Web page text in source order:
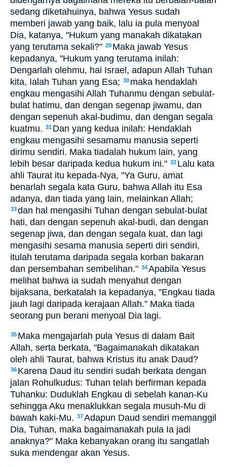
sedang diketahuinya, bahwa Yesus sudah
memberi jawab yang baik, lalu ia pula menyoal
Dia, katanya, "Hukum yang manakah dikatakan
yang terutama sekali?" 29 Maka jawab Yesus
kepadanya, "Hukum yang terutama inilah:
Dengarlah olehmu, hai Israel, adapun Allah Tuhan
kita, Ialah Tuhan yang Esa; 30 maka hendaklah
engkau mengasihi Allah Tuhanmu dengan sebulat-
bulat hatimu, dan dengan segenap jiwamu, dan
dengan sepenuh akal-budimu, dan dengan segala
kuatmu. 31 Dan yang kedua inilah: Hendaklah
engkau mengasihi sesamamu manusia seperti
dirimu sendiri. Maka tiadalah hukum lain, yang
lebih besar daripada kedua hukum ini." 32 Lalu kata
ahli Taurat itu kepada-Nya, "Ya Guru, amat
benarlah segala kata Guru, bahwa Allah itu Esa
adanya, dan tiada yang lain, melainkan Allah;
33dan hal mengasihi Tuhan dengan sebulat-bulat
hati, dan dengan sepenuh akal-budi, dan dengan
segenap jiwa, dan dengan segala kuat, dan lagi
mengasihi sesama manusia seperti diri sendiri,
itulah terutama daripada segala korban bakaran
dan persembahan sembelihan." 34Apabila Yesus
melihat bahwa ia sudah menyahut dengan
bijaksana, berkatalah Ia kepadanya, "Engkau tiada
jauh lagi daripada kerajaan Allah." Maka tiada
seorang pun berani menyoal Dia lagi.
35 Maka mengajarlah pula Yesus di dalam Bait
Allah, serta berkata, "Bagaimanakah dikatakan
oleh ahli Taurat, bahwa Kristus itu anak Daud?
36 Karena Daud itu sendiri sudah berkata dengan
jalan Rohulkudus: Tuhan telah berfirman kepada
Tuhanku: Duduklah Engkau di sebelah kanan-Ku
sehingga Aku menaklukkan segala musuh-Mu di
bawah kaki-Mu. 37Adapun Daud sendiri memanggil
Dia, Tuhan, maka bagaimanakah pula Ia jadi
anaknya?" Maka kebanyakan orang itu sangatlah
suka mendengar akan Yesus.